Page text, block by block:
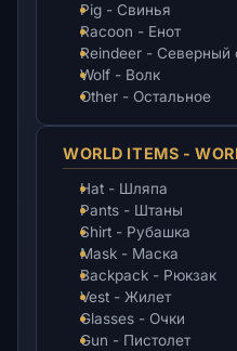
Pig - Свинья
Racoon - Енот
Reindeer - Северный
Wolf - Волк
Other - Остальное
WORLD ITEMS -
Hat - Шляпа
Pants - Штаны
Shirt - Рубашка
Mask - Маска
Backpack - Рюкзак
Vest - Жилет
Glasses - Очки
Gun - Пистолет